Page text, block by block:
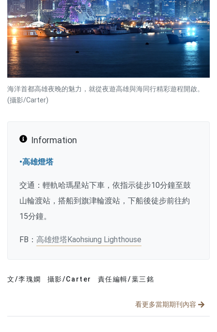
海洋首都高雄夜晚的魅力，就從夜遊高雄與海同行精彩遊程開啟。
(攝影/Carter)
Information
•高雄燈塔
交通：輕軌哈瑪星站下車，依指示徒步10分鐘至鼓
山輪渡站，搭船到旗津輪渡站，下船後徒步前往約
15分鐘。
FB： 高雄燈塔Kaohsiung Lighthouse
文/李瑰嫻 攝影/Carter 責任編輯/葉三銘
看更多當期期刊內容
文章分類
分享文章